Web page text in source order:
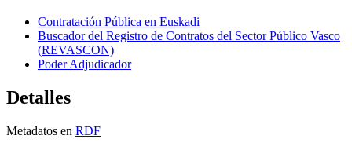
Contratación Pública en Euskadi
Buscador del Registro de Contratos del Sector Público Vasco
(REVASCON)
Poder Adjudicador
Detalles
Metadatos en RDF